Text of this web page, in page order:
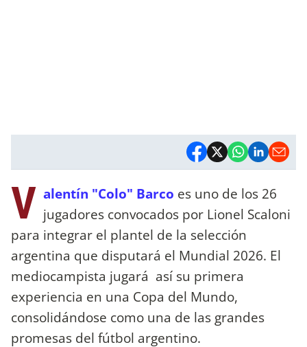
V alentín "Colo" Barco es uno de los 26
jugadores convocados por Lionel Scaloni
para integrar el plantel de la selección
argentina que disputará el Mundial 2026. El
mediocampista jugará así su primera
experiencia en una Copa del Mundo,
consolidándose como una de las grandes
promesas del fútbol argentino.